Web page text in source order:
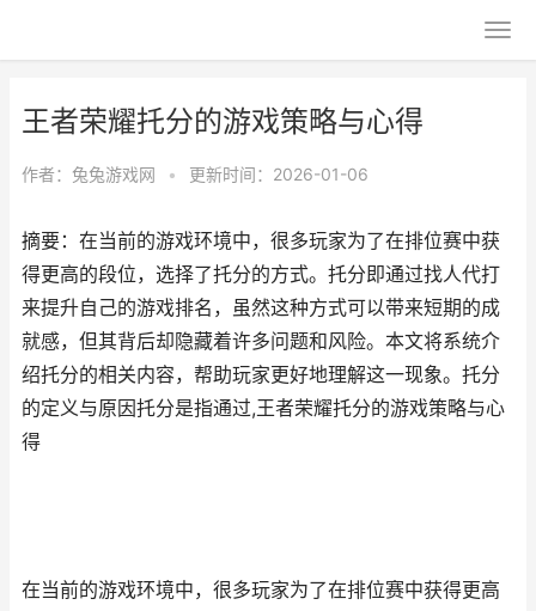
王者荣耀托分的游戏策略与心得
作者： 兔兔游戏网 • 更新时间：2026-01-06
摘要：在当前的游戏环境中，很多玩家为了在排位赛中获
得更高的段位，选择了托分的方式。托分即通过找人代打
来提升自己的游戏排名，虽然这种方式可以带来短期的成
就感，但其背后却隐藏着许多问题和风险。本文将系统介
绍托分的相关内容，帮助玩家更好地理解这一现象。托分
的定义与原因托分是指通过,王者荣耀托分的游戏策略与心
得
在当前的游戏环境中，很多玩家为了在排位赛中获得更高